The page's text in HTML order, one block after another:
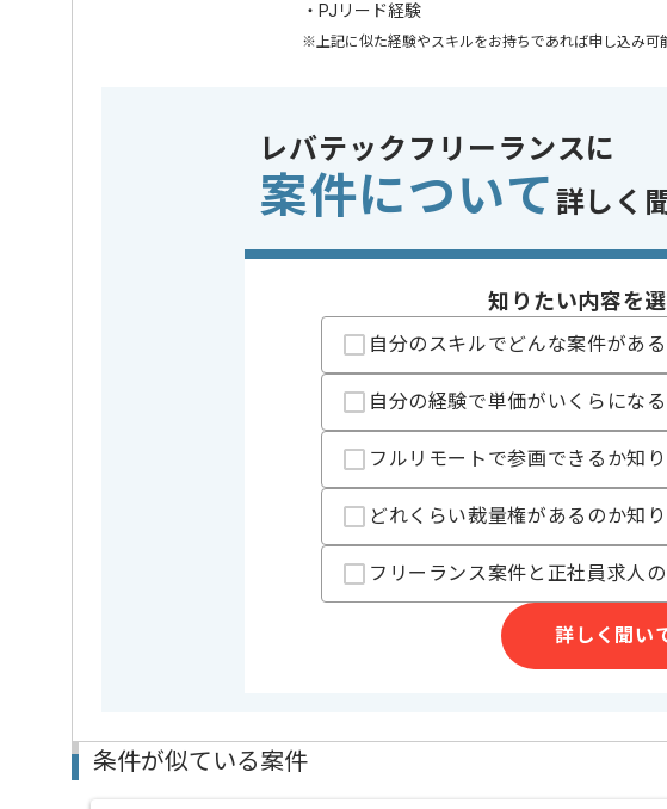
・PJリード経験
※上記に似た経験やスキルをお持ちであれば申し込み可
精算条件
精算基準時間
160時間〜180時間
これまでのご経験を活かしたい方におすすめの案件です。
ぜひ一度、ご商談で雰囲気等掴んでいただき、参画のご判断いただけれ
週5日常駐での作業を想定しております。
レバテックフリーランスに
案件について 詳しく
知りたい内容を
自分のスキルでどんな案件があ
自分の経験で単価がいくらにな
フルリモートで参画できるか知
どれくらい裁量権があるのか知
フリーランス案件と正社員求人
詳しく聞い
条件が似ている案件